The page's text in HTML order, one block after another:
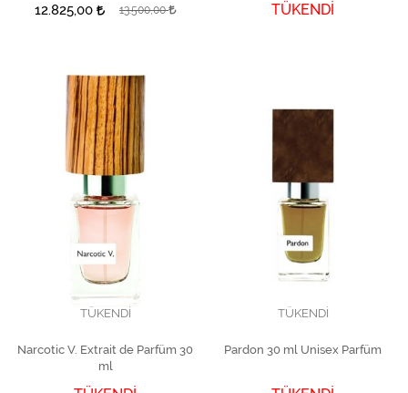
12.825,00 13.500,00 TÜKENDİ
TÜKENDİ
Narcotic V. Extrait de Parfüm 30
ml
TÜKENDİ
Pardon 30 ml Unisex Parfüm